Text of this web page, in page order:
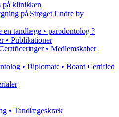
på klinikken
på Strøget i indre by
en tandlæge • parodontolog ?
• Publikationer
• Medlemskaber
• Diplomate • Board Certified
• Tandlægeskræk